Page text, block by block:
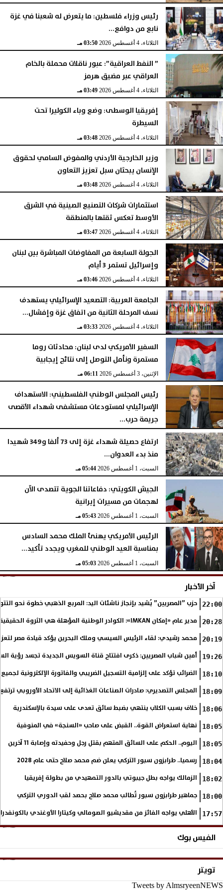
رئيس وزراء فلسطين: ما يتعرض له شعبنا في غزة
نابع من دوافع...
الثلاثاء، 4 أغسطس 2026 03:50 مـ
” النفط العراقية”: عبور ناقلات محملة بالخام
العراقي عبر مضيق هرمز
الثلاثاء، 4 أغسطس 2026 03:49 مـ
إفريقيا الوسطى: وضع وباء الكوليرا تحت
السيطرة
الثلاثاء، 4 أغسطس 2026 03:48 مـ
وزير الخارجية الأردني والمفوض السامي لحقوق
الإنسان يبحثان سبل تعزيز التعاون
الثلاثاء، 4 أغسطس 2026 03:48 مـ
استثمارات شركات التصنيع الصينية في الشرق
الأوسط تعكس ثقتها بالمنطقة
الثلاثاء، 4 أغسطس 2026 03:47 مـ
الجولة السابعة من المفاوضات المباشرة بين لبنان
وإسرائيل تستمر 3 أيام
الثلاثاء، 4 أغسطس 2026 03:46 مـ
الجامعة العربية: التصعيد الإسرائيلي يستهدف
نسف المرحلة الثانية من اتفاق غزة وإفشال...
الثلاثاء، 4 أغسطس 2026 03:33 مـ
السفير الأمريكي لدى لبنان: محادثات روما
مستمرة ونأمل التوصل إلى نتائج إيجابية
الإثنين، 3 أغسطس 2026 06:11 مـ
رئيس المجلس الوطني الفلسطيني: الاستهداف
الإسرائيلي لمستودعات مستشفى شهداء الأقصى
جريمة حرب...
السبت، 1 أغسطس 2026
ارتفاع حصيلة شهداء غزة إلى 73 ألفا و349 شهيدا
منذ بدء العدوان...
السبت، 1 أغسطس 2026 05:44 مـ
الجيش الكويتي: دفاعاتنا الجوية تتصدى الآن
لهجمات من مسيرات إيرانية
السبت، 1 أغسطس 2026 05:43 مـ
الرئيس الأمريكي يهنئ الملك محمد السادس
بمناسبة العيد الوطني للمغرب ويجدد تأكيد...
السبت، 1 أغسطس 2026 05:03 مـ
آخر الأخبار
22:00 حزب ”المصريين” يُشيد بإنجاز ناشئات اليد: المربع الذهبي خطوة نحو
20:28 مدير عام «إمكان IMKAN»: الكوادر الوطنية المؤهلة هي الثروة الحقيقية لمستقبل التنمية في مصر
20:19 محمد رشيدي: لقاء الرئيس السيسي وملك البحرين يؤكد قيادة مصر
19:26 أمين شباب المصريين: ذكرى افتتاح قناة السويس الجديدة تجسد رؤية
18:10 الضرائب تؤكد على إلزامية التسجيل الضريبي والفاتورة الإلكترونية
18:09 المجلس التصديري: صادرات الصناعات الغذائية إلى الاتحاد الأوروبي ترتفع 15.4% خلال النصف الأول من
18:06 خلاف بسبب الكلاب ينتهي بضبط سائق تعدى على سيدة بالإسكندرية
18:05 نهاية استعراض القوة.. القبض على صاحب «السنجة» في المنوفية
18:05 اليوم.. الحكم على السائق المتهم بقتل رجل وحفيدته وإصابة 11 آخرين
18:04 رسميا.. طرابزون سبور التركي يعلن ضم محمد صلاح حتى عام 2028
18:02 الزمالك يواجه بطل جيبوتي بالدور التمهيدي من بطولة إفريقيا
18:00 جماهير طرابزون سبور تُطالب محمد صلاح بحصد لقب الدوري التركي
17:57 الأهلي يواجه الفائز من مقديشيو الصومالي وكيتارا الأوغندي
الفيس بوك
تويتر
Tweets by AlmsryeenNEWS